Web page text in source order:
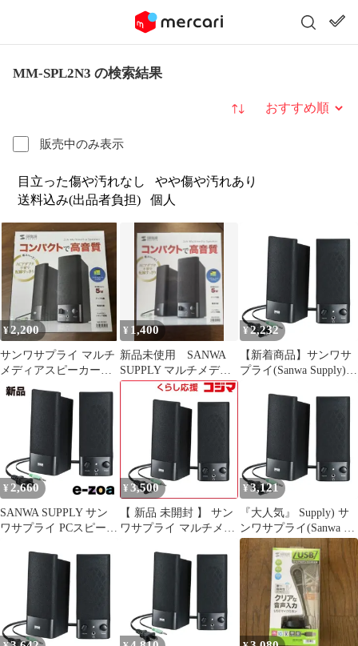
MM-SPL2N3 の検索結果
販売中のみ表示
並び替え
目立った傷や汚れなし
やや傷や汚れあり
送料込み(出品者負担)
個人
¥ 2,200
サンワサプライ マルチ
メディアスピーカー
（MM-SPL2N3）
¥ 1,400
新品未使用 SANWA
SUPPLY マルチメディ
アスピーカー
¥ 2,232
【新着商品】サンワサ
プライ(Sanwa Supply)
カー MM-SPL2N3 黒
¥ 2,660
SANWA SUPPLY サン
ワサプライ PCスピーカ
AC電源 /2.0ch MM-
SPL2N3 (2530484)
¥ 3,500
【 新品 未開封 】 サン
ワサプライ マルチメデ
SPL2N3 未使用 送料無
¥ 3,121
『大人気』 Supply) サ
ンワサプライ(Sanwa マ
ルチメディアスピーカ
ー MM-SPL2N3 黒